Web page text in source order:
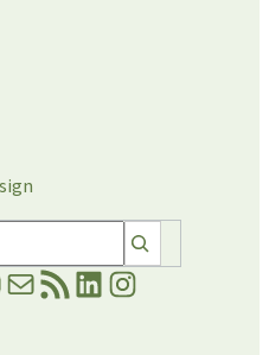
lenke
E-postRSS-strøm
LinkedIn side